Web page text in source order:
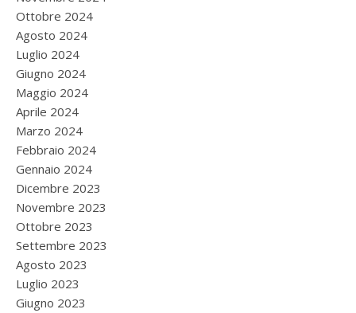
Ottobre 2024
Agosto 2024
Luglio 2024
Giugno 2024
Maggio 2024
Aprile 2024
Marzo 2024
Febbraio 2024
Gennaio 2024
Dicembre 2023
Novembre 2023
Ottobre 2023
Settembre 2023
Agosto 2023
Luglio 2023
Giugno 2023